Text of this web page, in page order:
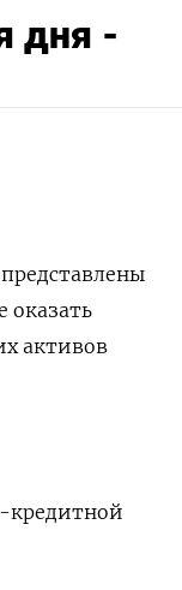
дня -
оказать
активов
кредитной